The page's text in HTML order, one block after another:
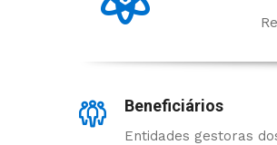
Beneficiários
Entidades gestoras